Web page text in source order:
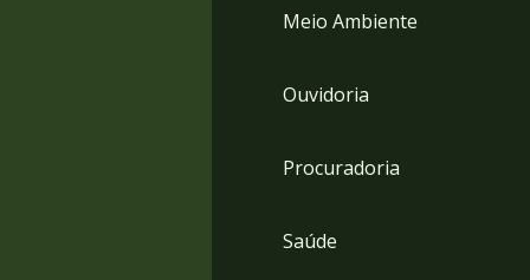
Meio Ambiente
Ouvidoria
Procuradoria
Saúde